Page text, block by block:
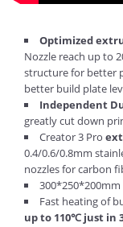
Optimized
Nozzle reach up to
structure for better
better build plate
Independent
greatly cut down
Creator 3 Pro
0.4/0.6/0.8mm
nozzles for carbon
Fast heating of
up to 110℃ just in